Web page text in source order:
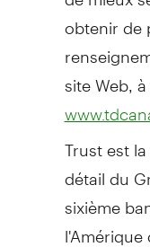
obtenir de
site Web,
Trust est
détail du
sixième
l'Amérique